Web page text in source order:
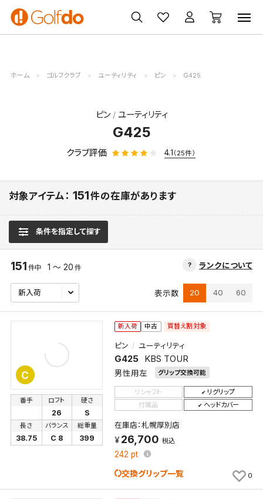
ゴルフ
クラブ
ゴルフ用品
買取
無料査定
クーポン
一覧
ホーム ゴルフクラブ ユーティリティ ピン G425
ピン ユーティリティ
G425
クラブ評価 4.1 （25件）
対象アイテム： 151件の在庫があります
条件を指定して探す
ランクについて
151 件中 1 ～ 20 件
表示数 20 40 60
C
新入荷 中古 買替え割対象
ピン ユーティリティ
G425 KBS TOUR
男性用左 グリップ交換可能
番手 ロフト
26
硬さ
S
長さ
38.75
バランス
C 8
総重量
399
リシャフト
リグリップ
付属品
ヘッドカバー
在庫店：札幌厚別店
26,700 税込
242 pt
交換グリップ一覧 0